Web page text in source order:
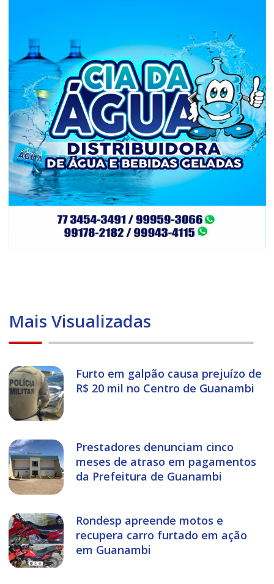
Mais Visualizadas
Furto em galpão causa prejuízo de
R$ 20 mil no Centro de Guanambi
Prestadores denunciam cinco
meses de atraso em pagamentos
da Prefeitura de Guanambi
Rondesp apreende motos e
recupera carro furtado em ação
em Guanambi